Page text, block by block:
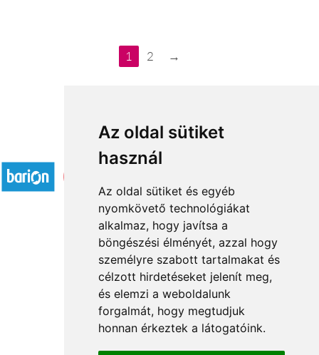
Az oldal sütiket
használ
Az oldal sütiket és egyéb
nyomkövető technológiákat
alkalmaz, hogy javítsa a
böngészési élményét, azzal hogy
személyre szabott tartalmakat és
célzott hirdetéseket jelenít meg,
és elemzi a weboldalunk
forgalmát, hogy megtudjuk
honnan érkeztek a látogatóink.
1 2 →
Elfogadott fizetési módok
Rólunk
Általános információ
Kapcsolat
Partnereink
Virágüzletek